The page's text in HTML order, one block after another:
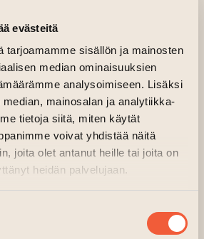
evästeitä
tarjoamamme sisällön ja mainosten
median ominaisuuksien
analysoimiseen. Lisäksi
mainosalan ja analytiikka-
tietoja siitä, miten käytät
voivat yhdistää näitä
joita olet antanut heille tai joita on
heidän palvelujaan.
Galleria Aski 13.2.-1.3.2026.
exhibition, I
childhood in 1970s
Hämeenlinna, and
hours before the
As a preschool
a great deal of
and it was then that
my imagination